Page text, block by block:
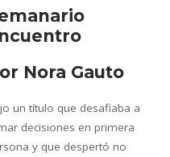
Nora Gauto
un título que desafiaba a
decisiones en primera
y que despertó no